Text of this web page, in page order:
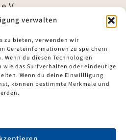
verwalten
zu bieten, verwenden wir
Geräteinformationen zu speichern
du diesen Technologien
wie das Surfverhalten oder eindeutige
Wenn du deine Einwillligung
können bestimmte Merkmale und
e.V.
IBAN:
DE61
7535
1960
0302
4935
49
BYLADEM1ESB